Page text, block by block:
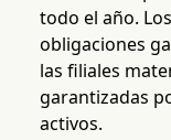
todo el año.
obligaciones
las filiales
garantizadas
activos.